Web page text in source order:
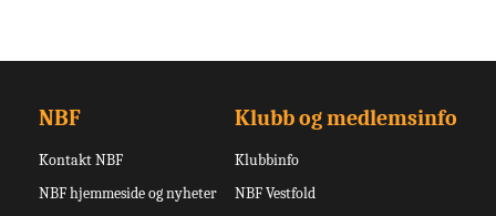
NBF
Kontakt NBF
NBF hjemmeside og nyheter
Klubb og medlemsinfo
Klubbinfo
NBF Vestfold